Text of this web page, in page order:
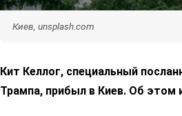
Киев, unsplash.com
Кит Келлог, специальный
Трампа, прибыл в Киев. Об этом